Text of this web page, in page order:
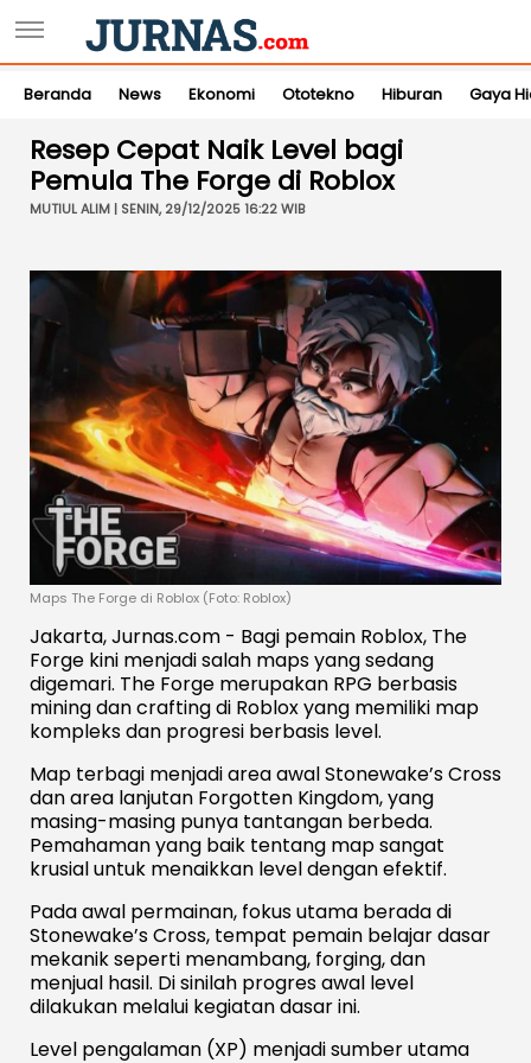
Beranda News Ekonomi Ototekno Hiburan Gaya
Resep Cepat Naik Level bagi
Pemula The Forge di Roblox
MUTIUL ALIM | SENIN, 29/12/2025 16:22 WIB
Maps The Forge di Roblox (Foto: Roblox)
Jakarta, Jurnas.com - Bagi pemain Roblox, The
Forge kini menjadi salah maps yang sedang
digemari. The Forge merupakan RPG berbasis
mining dan crafting di Roblox yang memiliki map
kompleks dan progresi berbasis level.
Map terbagi menjadi area awal Stonewake’s Cross
dan area lanjutan Forgotten Kingdom, yang
masing-masing punya tantangan berbeda.
Pemahaman yang baik tentang map sangat
krusial untuk menaikkan level dengan efektif.
Pada awal permainan, fokus utama berada di
Stonewake’s Cross, tempat pemain belajar dasar
mekanik seperti menambang, forging, dan
menjual hasil. Di sinilah progres awal level
dilakukan melalui kegiatan dasar ini.
Level pengalaman (XP) menjadi sumber utama